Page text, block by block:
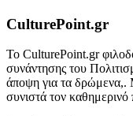
CulturePoint.gr
Το CulturePoint.gr
συνάντησης του
άποψη για τα δρώμενα,.
συνιστά τον καθημερινό